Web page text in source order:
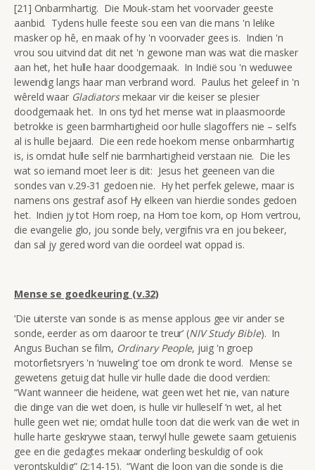
[21] Onbarmhartig. Die Mouk-stam het voorvader geeste
aanbid. Tydens hulle feeste sou een van die mans 'n lelike
masker op hê, en maak of hy 'n voorvader gees is. Indien 'n
vrou sou uitvind dat dit net 'n gewone man was wat die masker
aan het, het hulle haar doodgemaak. In Indië sou 'n weduwee
lewendig langs haar man verbrand word. Paulus het geleef in 'n
wêreld waar Gladiatorsmekaar vir die keiser se plesier
doodgemaak het. In ons tyd het mense wat in plaasmoorde
betrokke is geen barmhartigheid oor hulle slagoffers nie – selfs
al is hulle bejaard. Die een rede hoekom mense onbarmhartig
is, is omdat hulle self nie barmhartigheid verstaan nie. Die les
wat so iemand moet leer is dit: Jesus het geeneen van die
sondes van v.29-31 gedoen nie. Hy het perfek gelewe, maar is
namens ons gestraf asof Hy elkeen van hierdie sondes gedoen
het. Indien jy tot Hom roep, na Hom toe kom, op Hom vertrou,
die evangelie glo, jou sonde bely, vergifnis vra en jou bekeer,
dan sal jy gered word van die oordeel wat oppad is.
Mense se goedkeuring (v.32)
‘Die uiterste van sonde is as mense applous gee vir ander se
sonde, eerder as om daaroor te treur’ (NIV Study Bible). In
Angus Buchan se film, Ordinary People, juig 'n groep
motorfietsryers 'n ‘nuweling’ toe om dronk te word. Mense se
gewetens getuig dat hulle vir hulle dade die dood verdien:
“Want wanneer die heidene, wat geen wet het nie, van nature
die dinge van die wet doen, is hulle vir hulleself ‘n wet, al het
hulle geen wet nie; omdat hulle toon dat die werk van die wet in
hulle harte geskrywe staan, terwyl hulle gewete saam getuienis
gee en die gedagtes mekaar onderling beskuldig of ook
verontskuldig” (2:14-15). “Want die loon van die sonde is die